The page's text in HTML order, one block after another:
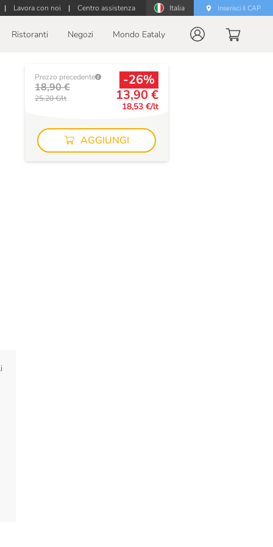
| Lavora con noi | Centro assistenza Italia Inserisci il CAP
Ristoranti Negozi Mondo Eataly
Prezzo precedente
18,90 €
25,20 €/lt
-26%
13,90 €
18,53 €/lt
AGGIUNGI